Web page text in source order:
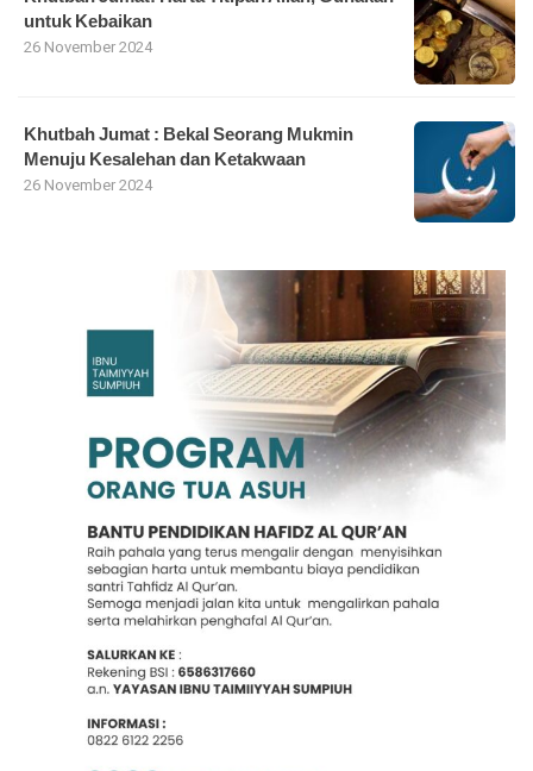
untuk Kebaikan
26 November 2024
Khutbah Jumat : Bekal Seorang Mukmin
Menuju Kesalehan dan Ketakwaan
26 November 2024